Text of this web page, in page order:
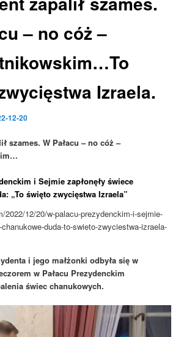
– no cóż –
Izraela.
12-20
szames. W Pałacu –no cóż –
i Sejmie zapłonęły świece
„To święto zwycięstwa Izraela”
2022/12/20/w-palacu-prezydenckim-i-sejmie-
duda-to-swieto-zwyciestwa-izraela-
i jego małżonki odbyła się w
w Pałacu Prezydenckim
świec chanukowych.